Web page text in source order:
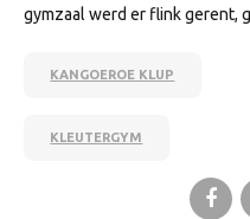
gymzaal werd er flink gerent,
KANGOEROE KLUP
KLEUTERGYM